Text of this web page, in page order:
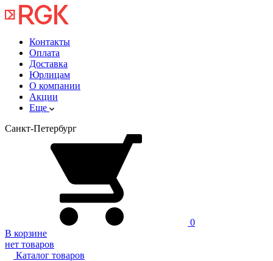
Контакты
Оплата
Доставка
Юрлицам
О компании
Акции
Еще
Санкт-Петербург
0
В корзине
нет товаров
Каталог товаров